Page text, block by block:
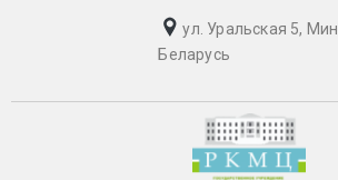
ул. Уральская 5,
Беларусь